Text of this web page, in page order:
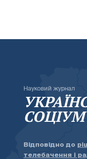
Науковий журнал
СОЦІУМ
Відповідно до
телебачення і